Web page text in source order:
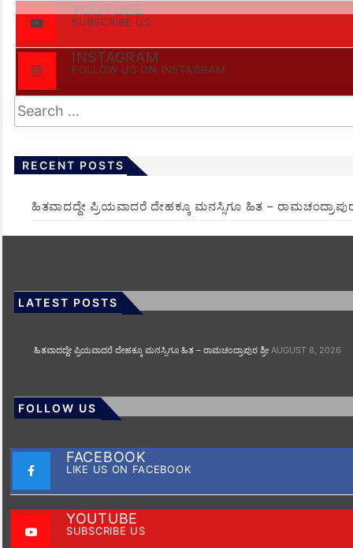
YOUTUBE
SUBSCRIBE US
INSTAGRAM
FOLLOW US ON INSTAGRAM
RECENT POSTS
ಹಿತವಾದದ್ದೇ ಪ್ರಿಯವಾದರೆ ದೇಹಕ್ಕೂ ಮನಸ್ಸಿಗೂ ಹಿತ – ರಾಮಚಂದ್ರಾಪುರ
LATEST POSTS
ಹಿತವಾದದ್ದೇ ಪ್ರಿಯವಾದರೆ ದೇಹಕ್ಕೂ ಮನಸ್ಸಿಗೂ ಹಿತ – ರಾಮಚಂದ್ರಾಪುರ ಶ್ರೀ AUGUST 8, 2026
FOLLOW US
FACEBOOK
LIKE US ON FACEBOOK
YOUTUBE
SUBSCRIBE US